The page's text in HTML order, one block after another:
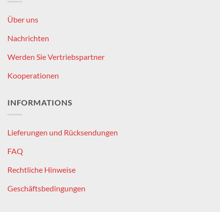
Über uns
Nachrichten
Werden Sie Vertriebspartner
Kooperationen
INFORMATIONS
Lieferungen und Rücksendungen
FAQ
Rechtliche Hinweise
Geschäftsbedingungen